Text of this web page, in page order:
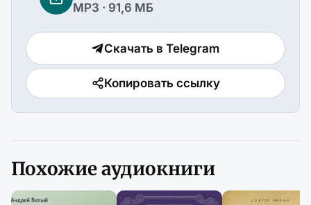
MP3 · 91,6 МБ
Скачать в Telegram
Копировать ссылку
Похожие аудиокниги